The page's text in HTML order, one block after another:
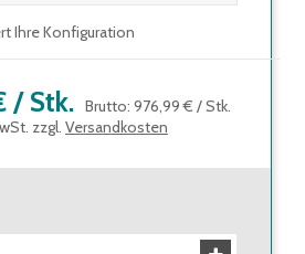
Ihre Konfiguration
/ Stk. Brutto: 976,99 € /Stk.
zzgl. Versandkosten